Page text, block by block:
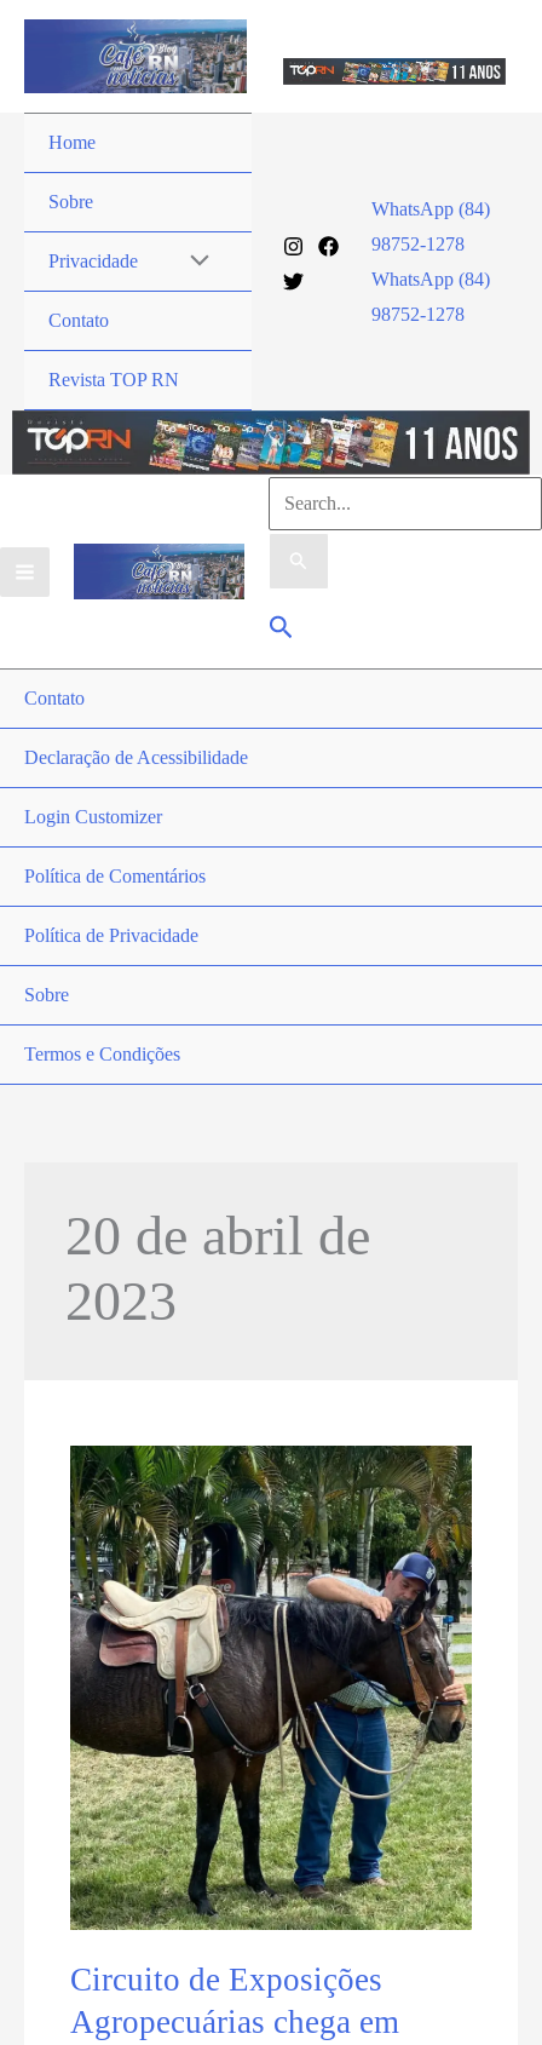
Home
Sobre
Privacidade
Contato
Revista TOP RN
WhatsApp (84)
98752-1278
WhatsApp (84)
98752-1278
Pesquisar
por:
Pesquisar
Contato
Declaração de Acessibilidade
Login Customizer
Política de Comentários
Política de Privacidade
Sobre
Termos e Condições
20 de abril de
2023
Circuito de Exposições
Agropecuárias chega em